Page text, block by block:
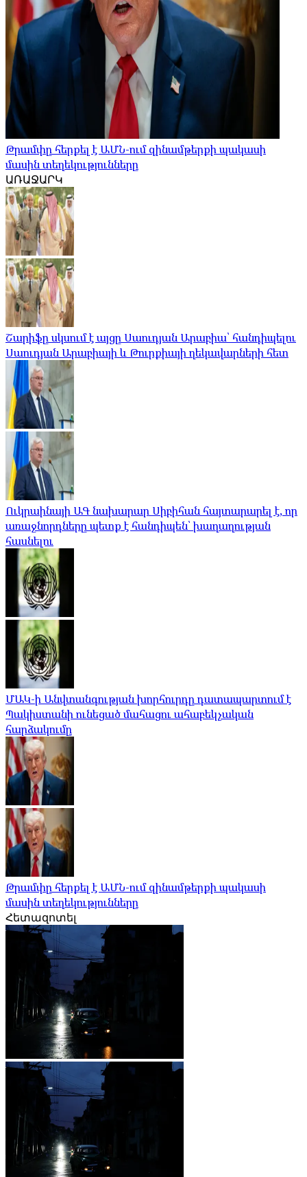
Թրամփը հերքել է ԱՄՆ-ում զինամթերքի պակասի
մասին տեղեկությունները
ԱՌԱՋԱՐԿ
Շարիֆը սկսում է այցը Սաուդյան Արաբիա՝ հանդիպելու
Սաուդյան Արաբիայի և Թուրքիայի ղեկավարների հետ
Ուկրաինայի ԱԳ նախարար Սիբիհան հայտարարել է, որ
առաջնորդները պետք է հանդիպեն՝ խաղաղության
հասնելու
ՄԱԿ-ի Անվտանգության խորհուրդը դատապարտում է
Պակիստանի ունեցած մահացու ահաբեկչական
հարձակումը
Թրամփը հերքել է ԱՄՆ-ում զինամթերքի պակասի
մասին տեղեկությունները
Հետազոտել